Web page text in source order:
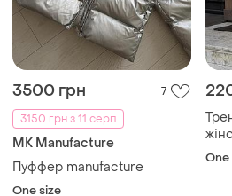
3150 грн з 11 серп
MK Manufacture
Пуффер manufacture
One size
из
One
TOP